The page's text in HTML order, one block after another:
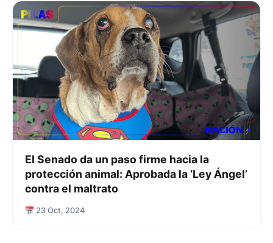
El Senado da un paso firme hacia la
protección animal: Aprobada la ‘Ley Ángel’
contra el maltrato
23 Oct, 2024